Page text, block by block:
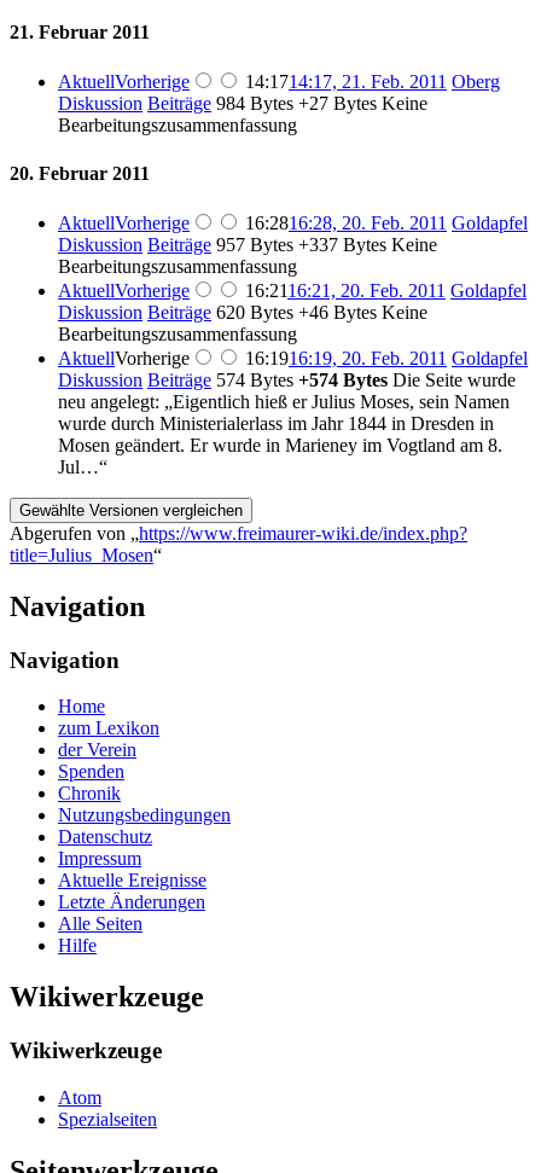
21. Februar 2011
AktuellVorherige 14:1714:17, 21. Feb. 2011 Oberg
Diskussion Beiträge 984 Bytes +27 Bytes Keine
Bearbeitungszusammenfassung
20. Februar 2011
AktuellVorherige 16:2816:28, 20. Feb. 2011 Goldapfel
Diskussion Beiträge 957 Bytes +337 Bytes Keine
Bearbeitungszusammenfassung
AktuellVorherige 16:2116:21, 20. Feb. 2011 Goldapfel
Diskussion Beiträge 620 Bytes +46 Bytes Keine
Bearbeitungszusammenfassung
AktuellVorherige 16:1916:19, 20. Feb. 2011 Goldapfel
Diskussion Beiträge 574 Bytes +574 Bytes Die Seite wurde
neu angelegt: „Eigentlich hieß er Julius Moses, sein Namen
wurde durch Ministerialerlass im Jahr 1844 in Dresden in
Mosen geändert. Er wurde in Marieney im Vogtland am 8.
Jul…“
Abgerufen von „https://www.freimaurer-wiki.de/index.php?
title=Julius_Mosen“
Navigation
Navigation
Home
zum Lexikon
der Verein
Spenden
Chronik
Nutzungsbedingungen
Datenschutz
Impressum
Aktuelle Ereignisse
Letzte Änderungen
Alle Seiten
Hilfe
Wikiwerkzeuge
Wikiwerkzeuge
Atom
Spezialseiten